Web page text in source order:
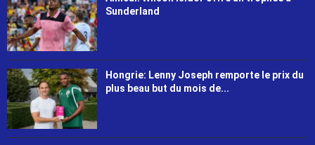
Sunderland
Hongrie: Lenny Joseph remporte le prix du
plus beau but du mois de...